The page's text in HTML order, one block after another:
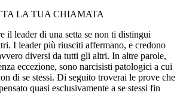
LA TUA CHIAMATA
il leader di una setta se non ti distingui
I leader più riusciti affermano, e credono
diversi da tutti gli altri. In altre parole,
eccezione, sono narcisisti patologici a cui
di se stessi. Di seguito troverai le prove che
quasi esclusivamente a se stessi fin